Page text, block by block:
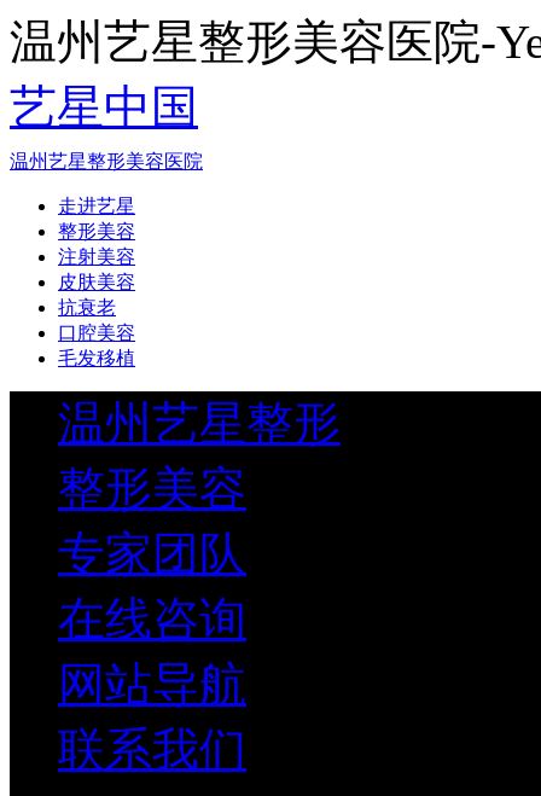
温州艺星整形美容医院-
艺星中国
温州艺星整形美容医院
走进艺星
整形美容
注射美容
皮肤美容
抗衰老
口腔美容
毛发移植
温州艺星整形
整形美容
专家团队
在线咨询
网站导航
联系我们